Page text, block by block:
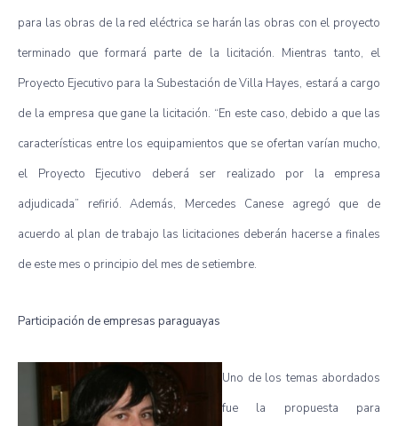
para las obras de la red eléctrica se harán las obras con el proyecto
terminado que formará parte de la licitación. Mientras tanto, el
Proyecto Ejecutivo para la Subestación de Villa Hayes, estará a cargo
de la empresa que gane la licitación. “En este caso, debido a que las
características entre los equipamientos que se ofertan varían mucho,
el Proyecto Ejecutivo deberá ser realizado por la empresa
adjudicada” refirió. Además, Mercedes Canese agregó que de
acuerdo al plan de trabajo las licitaciones deberán hacerse a finales
de este mes o principio del mes de setiembre.
Participación de empresas paraguayas
Uno de los temas abordados
fue la propuesta para